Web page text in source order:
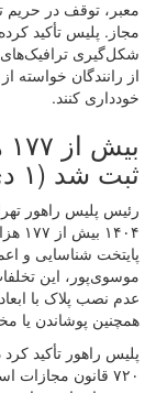
معبر، توقف در حریم
مجاز. پلیس تأکید کرده
شکل‌گیری ترافیک‌های
از رانندگان خواسته
خودداری کنند.
ثبت شد (۱ دی ۱۴۰۴)
رئیس پلیس راهور تهران
پایتخت شناسایی و
موسوی‌پور، این تخلفات
عدم نصب پلاک با
همچنین پوشاندن یا
پلیس راهور تأکید